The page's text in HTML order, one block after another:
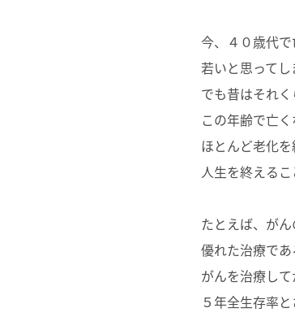
今、４０歳代で
若いと思ってし
でも昔はそれく
この年齢で亡く
ほとんど老化
人生を終えるこ
たとえば、がん
優れた治療であ
がんを治療して
５年全生存率と